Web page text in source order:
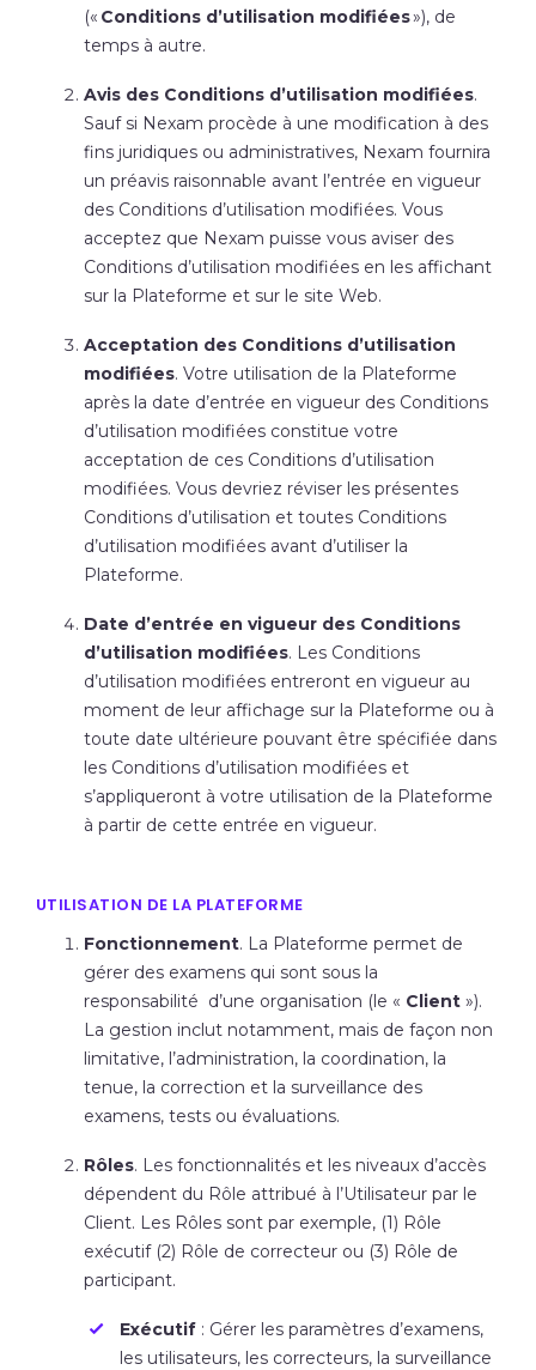
(« Conditions d’utilisation modifiées»), de
temps à autre.
Avis des Conditions d’utilisation modifiées.
Sauf si Nexam procède à une modification à des
fins juridiques ou administratives, Nexam fournira
un préavis raisonnable avant l’entrée en vigueur
des Conditions d’utilisation modifiées. Vous
acceptez que Nexam puisse vous aviser des
Conditions d’utilisation modifiées en les affichant
sur la Plateforme et sur le site Web.
Acceptation des Conditions d’utilisation
modifiées. Votre utilisation de la Plateforme
après la date d’entrée en vigueur des Conditions
d’utilisation modifiées constitue votre
acceptation de ces Conditions d’utilisation
modifiées. Vous devriez réviser les présentes
Conditions d’utilisation et toutes Conditions
d’utilisation modifiées avant d’utiliser la
Plateforme.
Date d’entrée en vigueur des Conditions
d’utilisation modifiées. Les Conditions
d’utilisation modifiées entreront en vigueur au
moment de leur affichage sur la Plateforme ou à
toute date ultérieure pouvant être spécifiée dans
les Conditions d’utilisation modifiées et
s’appliqueront à votre utilisation de la Plateforme
à partir de cette entrée en vigueur.
UTILISATION DE LA PLATEFORME
Fonctionnement. La Plateforme permet de
gérer des examens qui sont sous la
responsabilité d’une organisation (le « Client»).
La gestion inclut notamment, mais de façon non
limitative, l’administration, la coordination, la
tenue, la correction et la surveillance des
examens, tests ou évaluations.
Rôles. Les fonctionnalités et les niveaux d’accès
dépendent du Rôle attribué à l’Utilisateur par le
Client. Les Rôles sont par exemple, (1) Rôle
exécutif (2) Rôle de correcteur ou (3) Rôle de
participant.
Exécutif : Gérer les paramètres d’examens,
les utilisateurs, les correcteurs, la surveillance